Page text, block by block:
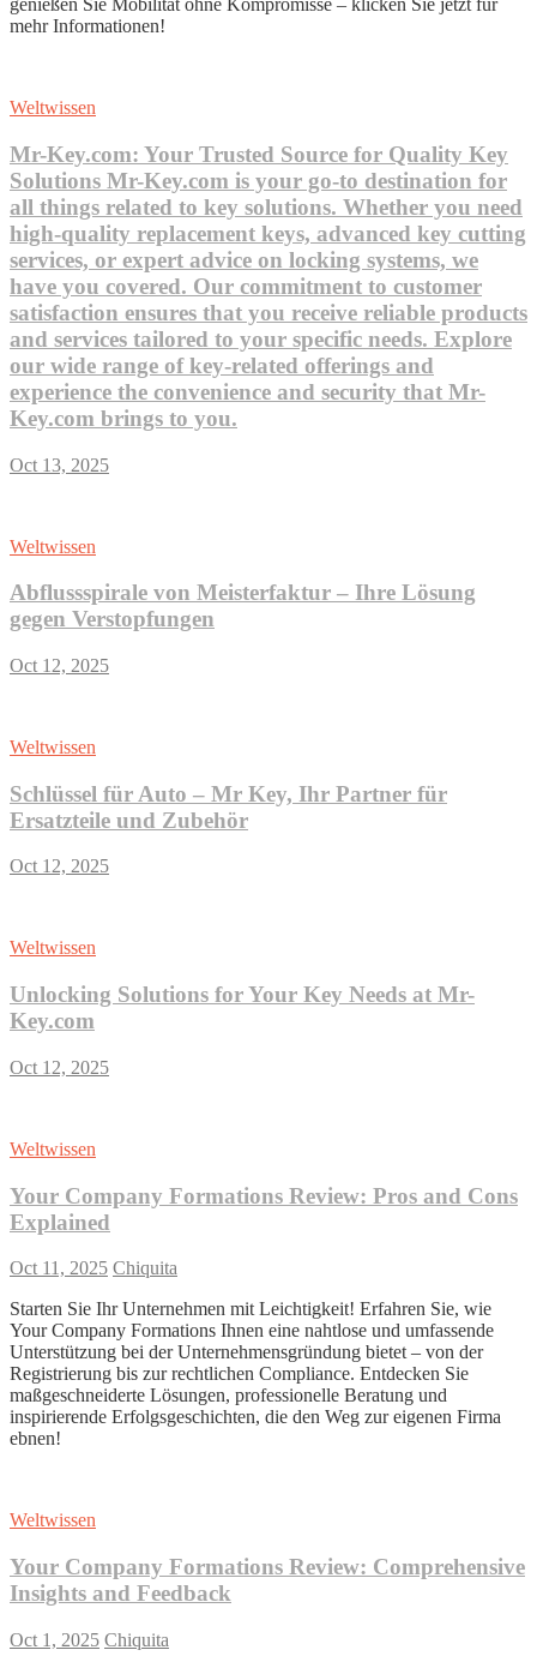
genießen Sie Mobilität ohne Kompromisse – klicken Sie jetzt für
mehr Informationen!
Weltwissen
Mr-Key.com: Your Trusted Source for Quality Key
Solutions Mr-Key.com is your go-to destination for
all things related to key solutions. Whether you need
high-quality replacement keys, advanced key cutting
services, or expert advice on locking systems, we
have you covered. Our commitment to customer
satisfaction ensures that you receive reliable products
and services tailored to your specific needs. Explore
our wide range of key-related offerings and
experience the convenience and security that Mr-
Key.com brings to you.
Oct 13, 2025
Weltwissen
Abflussspirale von Meisterfaktur – Ihre Lösung
gegen Verstopfungen
Oct 12, 2025
Weltwissen
Schlüssel für Auto – Mr Key, Ihr Partner für
Ersatzteile und Zubehör
Oct 12, 2025
Weltwissen
Unlocking Solutions for Your Key Needs at Mr-
Key.com
Oct 12, 2025
Weltwissen
Your Company Formations Review: Pros and Cons
Explained
Oct 11, 2025 Chiquita
Starten Sie Ihr Unternehmen mit Leichtigkeit! Erfahren Sie, wie
Your Company Formations Ihnen eine nahtlose und umfassende
Unterstützung bei der Unternehmensgründung bietet – von der
Registrierung bis zur rechtlichen Compliance. Entdecken Sie
maßgeschneiderte Lösungen, professionelle Beratung und
inspirierende Erfolgsgeschichten, die den Weg zur eigenen Firma
ebnen!
Weltwissen
Your Company Formations Review: Comprehensive
Insights and Feedback
Oct 1, 2025 Chiquita